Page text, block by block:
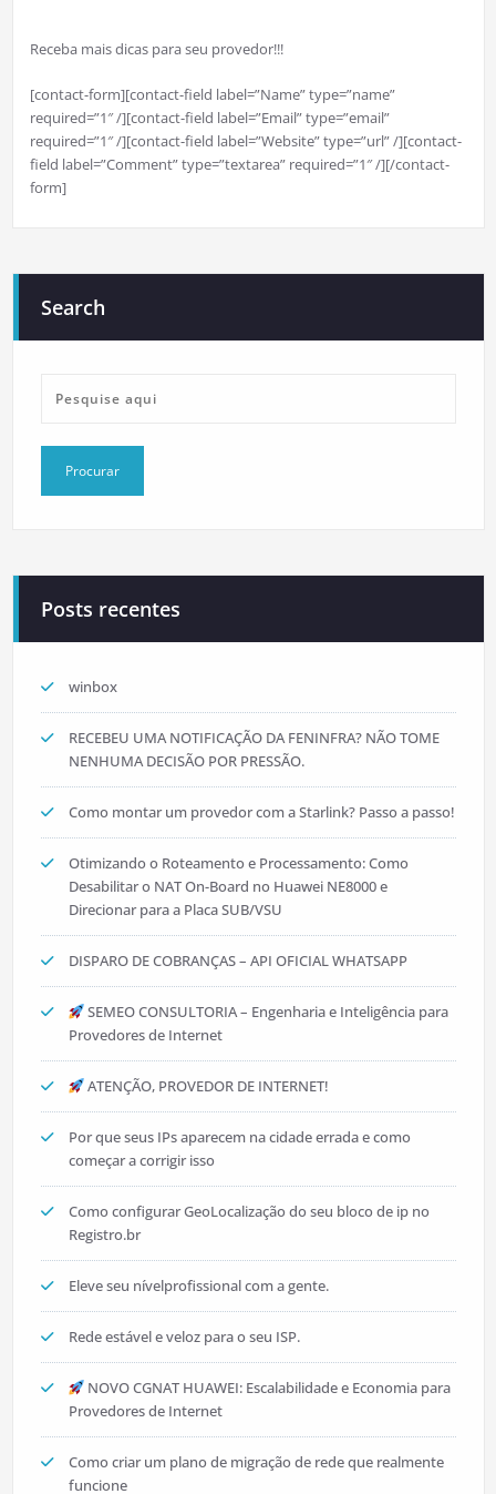
Receba mais dicas para seu provedor!!!
[contact-form][contact-field label=”Name” type=”name”
required=”1″ /][contact-field label=”Email” type=”email”
required=”1″ /][contact-field label=”Website” type=”url” /][contact-
field label=”Comment” type=”textarea” required=”1″ /][/contact-
form]
Search
Posts recentes
winbox
RECEBEU UMA NOTIFICAÇÃO DA FENINFRA? NÃO TOME
NENHUMA DECISÃO POR PRESSÃO.
Como montar um provedor com a Starlink? Passo a passo!
Otimizando o Roteamento e Processamento: Como
Desabilitar o NAT On-Board no Huawei NE8000 e
Direcionar para a Placa SUB/VSU
DISPARO DE COBRANÇAS – API OFICIAL WHATSAPP
SEMEO CONSULTORIA – Engenharia e Inteligência para
Provedores de Internet
ATENÇÃO, PROVEDOR DE INTERNET!
Por que seus IPs aparecem na cidade errada e como
começar a corrigir isso
Como configurar GeoLocalização do seu bloco de ip no
Registro.br
Eleve seu nívelprofissional com a gente.
Rede estável e veloz para o seu ISP.
NOVO CGNAT HUAWEI: Escalabilidade e Economia para
Provedores de Internet
Como criar um plano de migração de rede que realmente
funcione